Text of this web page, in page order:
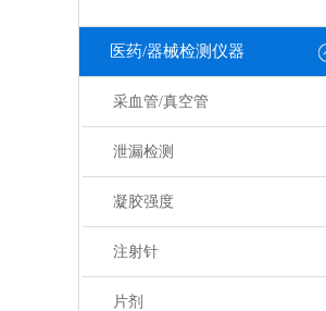
医药/器械检测仪器
采血管/真空管
泄漏检测
凝胶强度
注射针
片剂